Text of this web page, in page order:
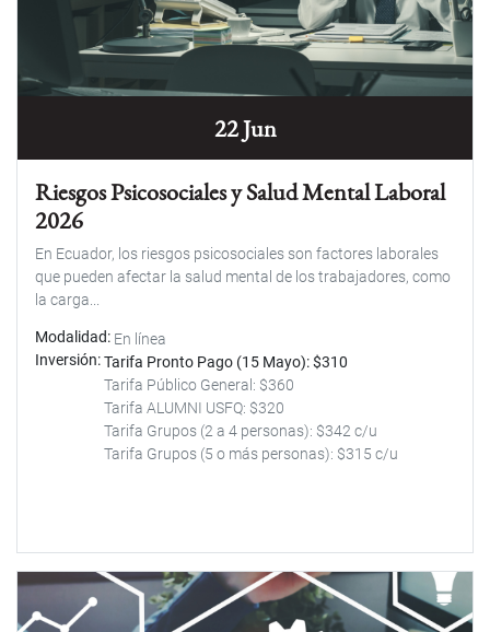
22 Jun
Riesgos Psicosociales y Salud Mental Laboral
2026
En Ecuador, los riesgos psicosociales son factores laborales
que pueden afectar la salud mental de los trabajadores, como
la carga...
Modalidad En línea
Inversión Tarifa Pronto Pago (15 Mayo): $310
Tarifa Público General: $360
Tarifa ALUMNI USFQ: $320
Tarifa Grupos (2 a 4 personas): $342 c/u
Tarifa Grupos (5 o más personas): $315 c/u